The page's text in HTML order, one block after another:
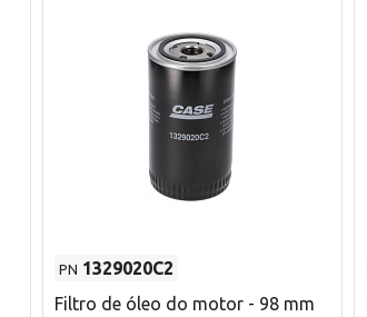
PN 1329020C2
Filtro de óleo do motor - 98 mm